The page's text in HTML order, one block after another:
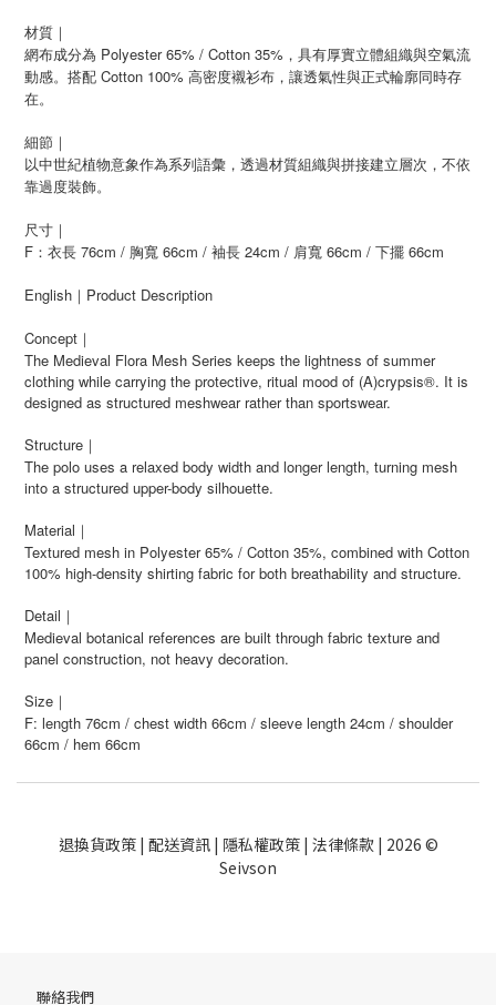
材質｜
網布成分為 Polyester 65% / Cotton 35%，具有厚實立體組織與空氣流
動感。搭配 Cotton 100% 高密度襯衫布，讓透氣性與正式輪廓同時存
在。
細節｜
以中世紀植物意象作為系列語彙，透過材質組織與拼接建立層次，不依
靠過度裝飾。
尺寸｜
F：衣長 76cm / 胸寬 66cm / 袖長 24cm / 肩寬 66cm / 下擺 66cm
English｜Product Description
Concept｜
The Medieval Flora Mesh Series keeps the lightness of summer
clothing while carrying the protective, ritual mood of (A)crypsis®. It is
designed as structured meshwear rather than sportswear.
Structure｜
The polo uses a relaxed body width and longer length, turning mesh
into a structured upper-body silhouette.
Material｜
Textured mesh in Polyester 65% / Cotton 35%, combined with Cotton
100% high-density shirting fabric for both breathability and structure.
Detail｜
Medieval botanical references are built through fabric texture and
panel construction, not heavy decoration.
Size｜
F: length 76cm / chest width 66cm / sleeve length 24cm / shoulder
66cm / hem 66cm
退換貨政策| 配送資訊| 隱私權政策| 法律條款| 2026 ©
Seivson
聯絡我們